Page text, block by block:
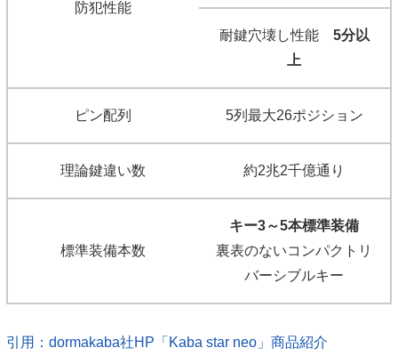
防犯性能
耐鍵穴壊し性能 5分以
上
ピン配列 5列最大26ポジション
理論鍵違い数 約2兆2千億通り
標準装備本数
キー3～5本標準装備
裏表のないコンパクトリ
バーシブルキー
引用：dormakaba社HP「Kaba star neo」商品紹介